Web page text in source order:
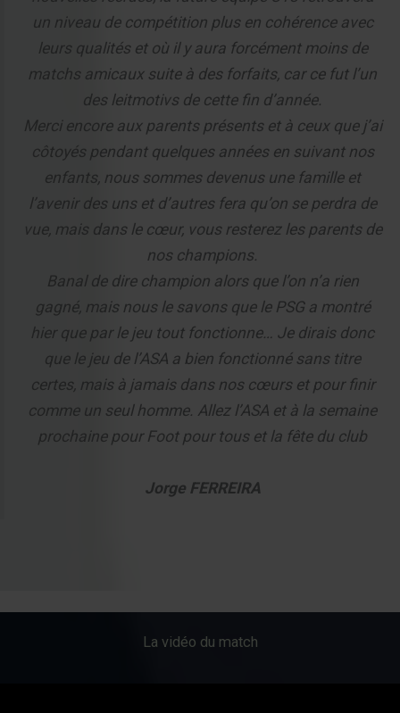
un niveau de compétition plus en cohérence avec
leurs qualités et où il y aura forcément moins de
matchs amicaux suite à des forfaits, car ce fut l’un
des leitmotivs de cette fin d’année.
Merci encore aux parents présents et à ceux que j’ai
côtoyés pendant quelques années en suivant nos
enfants, nous sommes devenus une famille et
l’avenir des uns et d’autres fera qu’on se perdra de
vue, mais dans le cœur, vous resterez les parents de
nos champions.
Banal de dire champion alors que l’on n’a rien
gagné, mais nous le savons que le PSG a montré
hier que par le jeu tout fonctionne… Je dirais donc
que le jeu de l’ASA a bien fonctionné sans titre
certes, mais à jamais dans nos cœurs et pour finir
comme un seul homme. Allez l’ASA et à la semaine
prochaine pour Foot pour tous et la fête du club
Jorge FERREIRA
La vidéo du match